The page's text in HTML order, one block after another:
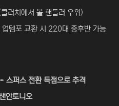
러치에서 볼 핸들러 우위)
템포 교환 시 220대 중후반 가능
퍼스 전환 득점으로 추격
안토니오